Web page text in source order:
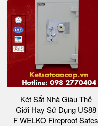
Két Sắt Nhà Giàu Thế
Giới Hay Sử Dụng US88
F WELKO Fireproof Safes